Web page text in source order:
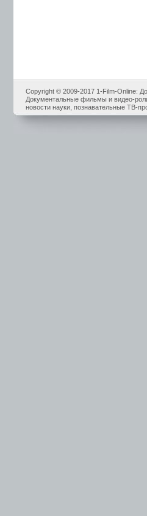
Copyright © 2009-2017 1-Film-Online:
Документальные фильмы и видео-
новости науки, познавательные ТВ-